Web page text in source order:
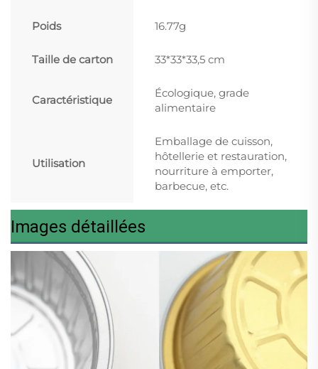
Poids 16.77g
Taille de carton 33*33*33,5 cm
Caractéristique
Écologique, grade
alimentaire
Utilisation
Emballage de cuisson,
hôtellerie et restauration,
nourriture à emporter,
barbecue, etc.
Images détaillées